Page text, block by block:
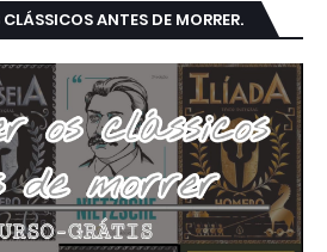
ANTES DE MORRER.